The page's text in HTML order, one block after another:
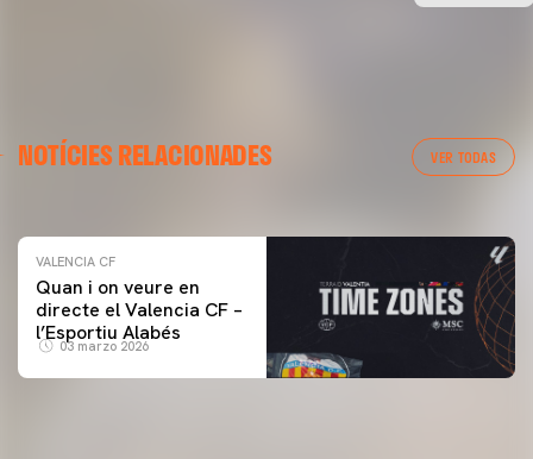
NOTÍCIES RELACIONADES VER TODAS
ENTRENAMENT DEL VALENCIA CF 04/03/26
VALENCIA CF
Quan i on veure en
directe el Valencia CF –
l’Esportiu Alabés
03 marzo 2026